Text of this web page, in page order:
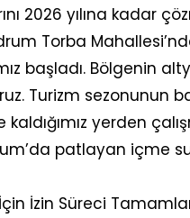
2026 yılına kadar
Torba
başladı. Bölgenin
Turizm sezonunun
kaldığımız yerden
patlayan içme
İzin Süreci